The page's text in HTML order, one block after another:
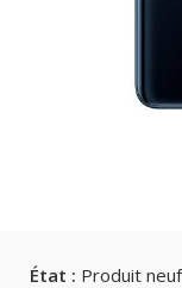
État : Produit neuf